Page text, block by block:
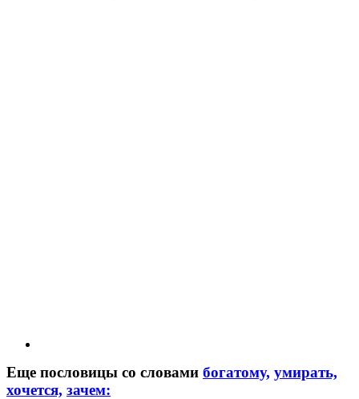
Еще пословицы со словами богатому, умирать,
хочется, зачем: